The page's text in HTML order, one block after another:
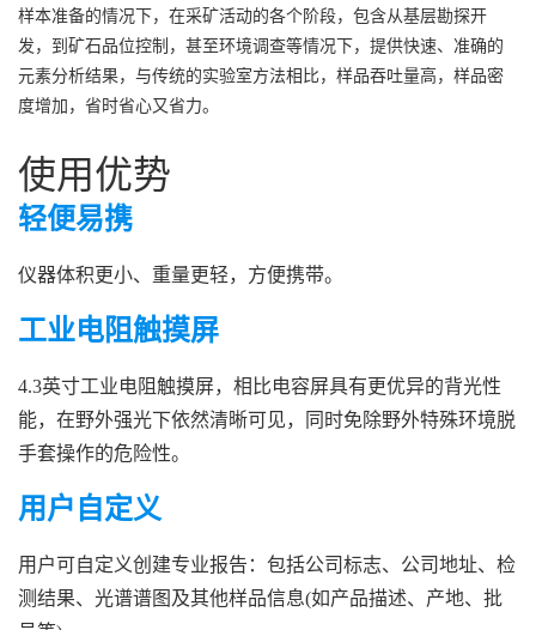
样本准备的情况下，在采矿活动的各个阶段，包含从基层勘探开
发，到矿石品位控制，甚至环境调查等情况下，提供快速、准确的
元素分析结果，与传统的实验室方法相比，样品吞吐量高，样品密
度增加，省时省心又省力。
使用优势
轻便易携
仪器体积更小、重量更轻，方便携带。
工业电阻触摸屏
4.3英寸工业电阻触摸屏，相比电容屏具有更优异的背光性
能，在野外强光下依然清晰可见，同时免除野外特殊环境脱
手套操作的危险性。
用户自定义
用户可自定义创建专业报告：包括公司标志、公司地址、检
测结果、光谱谱图及其他样品信息(如产品描述、产地、批